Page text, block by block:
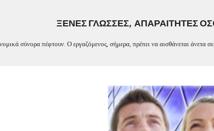
to main content Skip to
ΞΕΝΕΣ ΓΛΩΣΣΕΣ, ΑΠΑΡΑΙΤΗΤΕΣ
σύνορα πέφτουν. Ο εργαζόμενος, σήμερα, πρέπει να αισθάνεται άνετα